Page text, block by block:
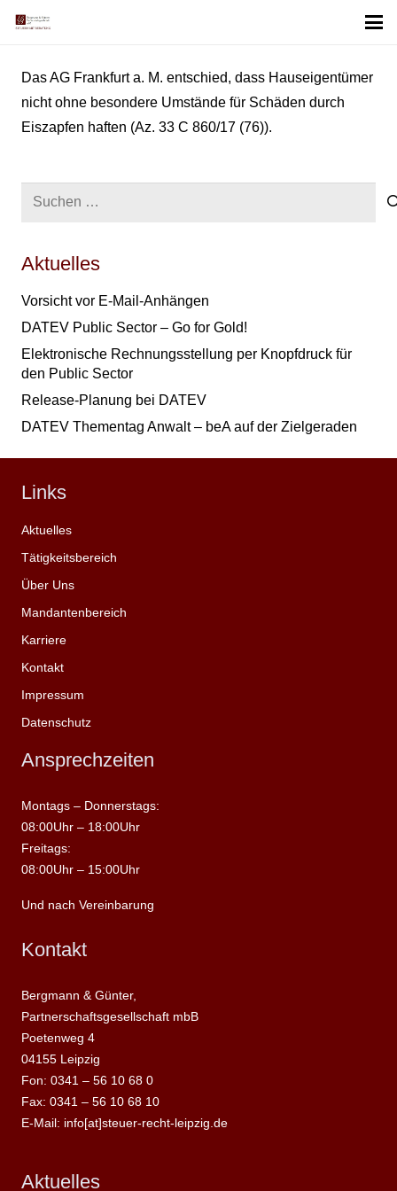
Das AG Frankfurt a. M. entschied, dass Hauseigentümer
nicht ohne besondere Umstände für Schäden durch
Eiszapfen haften (Az. 33 C 860/17 (76)).
Suchen
Aktuelles
Vorsicht vor E-Mail-Anhängen
DATEV Public Sector – Go for Gold!
Elektronische Rechnungsstellung per Knopfdruck für
den Public Sector
Release-Planung bei DATEV
DATEV Thementag Anwalt – beA auf der Zielgeraden
Links
Aktuelles
Tätigkeitsbereich
Über Uns
Mandantenbereich
Karriere
Kontakt
Impressum
Datenschutz
Ansprechzeiten
Montags – Donnerstags:
08:00Uhr – 18:00Uhr
Freitags:
08:00Uhr – 15:00Uhr
Und nach Vereinbarung
Kontakt
Bergmann & Günter,
Partnerschaftsgesellschaft mbB
Poetenweg 4
04155 Leipzig
Fon: 0341 – 56 10 68 0
Fax: 0341 – 56 10 68 10
E-Mail: info[at]steuer-recht-leipzig.de
Aktuelles